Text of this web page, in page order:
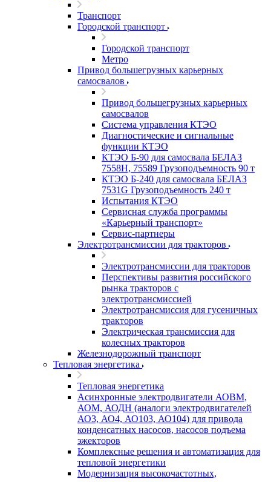
Транспорт
Городской транспорт
Городской транспорт
Метро
Привод большегрузных карьерных
самосвалов
Привод большегрузных карьерных
самосвалов
Система управления КТЭО
Диагностические и сигнальные
функции КТЭО
КТЭО Б-90 для самосвала БЕЛАЗ
7558H, 75589 Грузоподъемность 90 т
КТЭО Б-240 для самосвала БЕЛАЗ
7531G Грузоподъемность 240 т
Испытания КТЭО
Сервисная служба программы
«Карьерный транспорт»
Сервис-партнеры
Электротрансмиссии для тракторов
Электротрансмиссии для тракторов
Перспективы развития российского
рынка тракторов с
электротрансмиссией
Электротрансмиссия для гусеничных
тракторов
Электрическая трансмиссия для
колесных тракторов
Железнодорожный транспорт
Тепловая энергетика
Тепловая энергетика
Асинхронные электродвигатели АОВМ,
АОМ, АОДН (аналоги электродвигателей
АО3, АО4, АО103, АО104) для привода
конденсатных насосов, насосов подъема
эжекторов
Комплексные решения и автоматизация для
тепловой энергетики
Модернизация высокочастотных,